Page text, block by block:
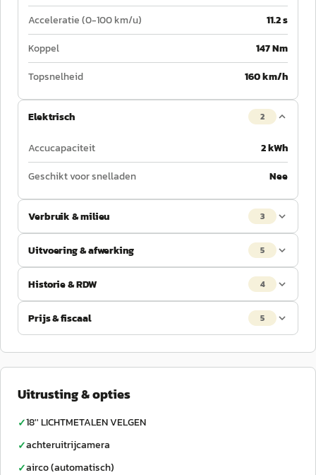
Acceleratie (0-100 km/u)
11.2 s
Koppel
147 Nm
Topsnelheid
160 km/h
Elektrisch 2
Accucapaciteit
2 kWh
Geschikt voor snelladen
Nee
Verbruik & milieu 3
Uitvoering & afwerking 5
Historie & RDW 4
Prijs & fiscaal 5
Uitrusting & opties
✓18'' LICHTMETALEN VELGEN
✓achteruitrijcamera
✓airco (automatisch)